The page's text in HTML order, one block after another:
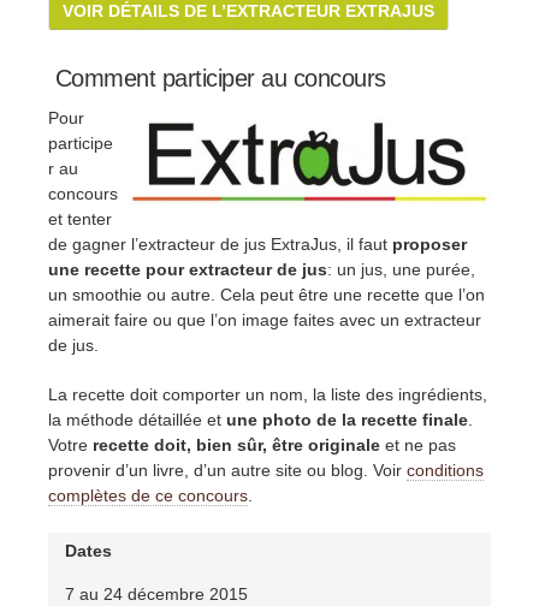
VOIR DÉTAILS DE L’EXTRACTEUR EXTRAJUS
Comment participer au concours
Pour
participe
r au
concours
et tenter
de gagner l’extracteur de jus ExtraJus, il faut proposer
une recette pour extracteur de jus: un jus, une purée,
un smoothie ou autre. Cela peut être une recette que l’on
aimerait faire ou que l’on image faites avec un extracteur
de jus.
La recette doit comporter un nom, la liste des ingrédients,
la méthode détaillée et une photo de la recette finale
Votre recette doit, bien sûr, être originale et ne pas
provenir d’un livre, d’un autre site ou blog. Voir conditions
complètes de ce concours
Dates
7 au 24 décembre 2015